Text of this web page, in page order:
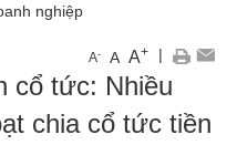
nghiệp
A- A A+ |
cổ tức: Nhiều
chia cổ tức tiền